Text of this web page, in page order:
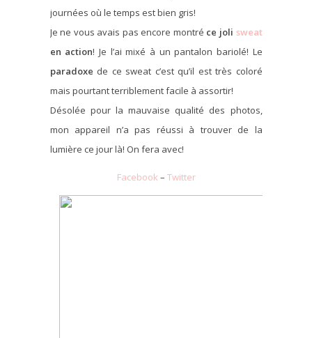
journées où le temps est bien gris!
Je ne vous avais pas encore montré ce joli sweat
en action! Je l’ai mixé à un pantalon bariolé! Le
paradoxe de ce sweat c’est qu’il est très coloré
mais pourtant terriblement facile à assortir!
Désolée pour la mauvaise qualité des photos,
mon appareil n’a pas réussi à trouver de la
lumière ce jour là! On fera avec!
Facebook – Twitter